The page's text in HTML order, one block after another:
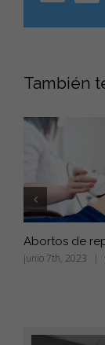
También
Abortos de
junio 7th, 2023 |